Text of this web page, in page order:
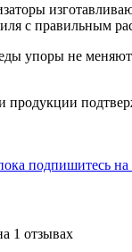
с правильным
упоры не меняют
подпишитесь
1 отзывах